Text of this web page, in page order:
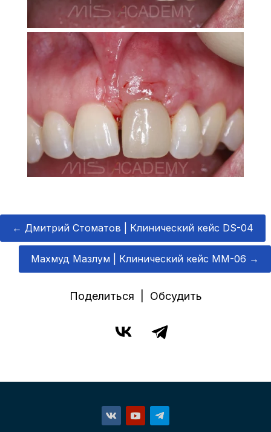
← Дмитрий Стоматов | Клинический кейс DS-04
Махмуд Мазлум | Клинический кейс MM-06 →
Поделиться | Обсудить